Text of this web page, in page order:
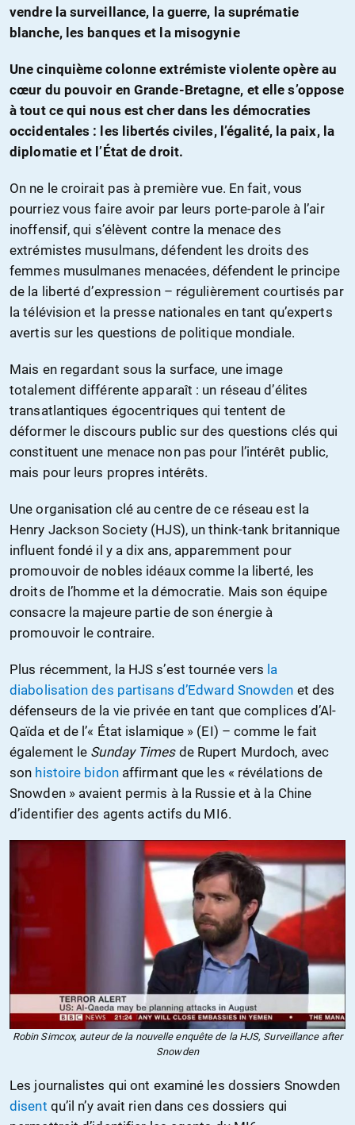
vendre la surveillance, la guerre, la suprématie
blanche, les banques et la misogynie
Une cinquième colonne extrémiste violente opère au
cœur du pouvoir en Grande-Bretagne, et elle s’oppose
à tout ce qui nous est cher dans les démocraties
occidentales : les libertés civiles, l’égalité, la paix, la
diplomatie et l’État de droit.
On ne le croirait pas à première vue. En fait, vous
pourriez vous faire avoir par leurs porte-parole à l’air
inoffensif, qui s’élèvent contre la menace des
extrémistes musulmans, défendent les droits des
femmes musulmanes menacées, défendent le principe
de la liberté d’expression – régulièrement courtisés par
la télévision et la presse nationales en tant qu’experts
avertis sur les questions de politique mondiale.
Mais en regardant sous la surface, une image
totalement différente apparaît : un réseau d’élites
transatlantiques égocentriques qui tentent de
déformer le discours public sur des questions clés qui
constituent une menace non pas pour l’intérêt public,
mais pour leurs propres intérêts.
Une organisation clé au centre de ce réseau est la
Henry Jackson Society (HJS), un think-tank britannique
influent fondé il y a dix ans, apparemment pour
promouvoir de nobles idéaux comme la liberté, les
droits de l’homme et la démocratie. Mais son équipe
consacre la majeure partie de son énergie à
promouvoir le contraire.
Plus récemment, la HJS s’est tournée vers la
diabolisation des partisans d’Edward Snowden et des
défenseurs de la vie privée en tant que complices d’Al-
Qaïda et de l’« État islamique » (EI) – comme le fait
également le Sunday Timesde Rupert Murdoch, avec
son histoire bidonaffirmant que les « révélations de
Snowden » avaient permis à la Russie et à la Chine
d’identifier des agents actifs du MI6.
Robin Simcox, auteur de la nouvelle enquête de la HJS, Surveillance after
Snowden
Les journalistes qui ont examiné les dossiers Snowden
disent qu’il n’y avait rien dans ces dossiers qui